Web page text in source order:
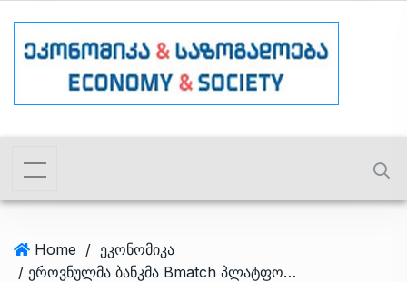
Home / ეკონომიკა
/ ეროვნულმა ბანკმა Bmatch პლატფორმით სავალუტო რეზერვების შევსება შეამცირა